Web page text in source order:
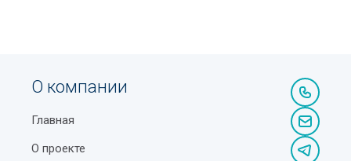
О компании
Главная
О проекте